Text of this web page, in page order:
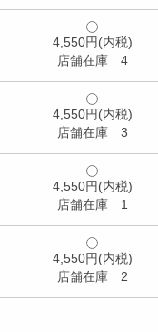
4,550円(内税)
店舗在庫 4
4,550円(内税)
店舗在庫 3
4,550円(内税)
店舗在庫 1
4,550円(内税)
店舗在庫 2